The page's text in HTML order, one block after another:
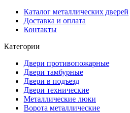
Каталог металлических дверей
Доставка и оплата
Контакты
Категории
Двери противопожарные
Двери тамбурные
Двери в подъезд
Двери технические
Металлические люки
Ворота металлические